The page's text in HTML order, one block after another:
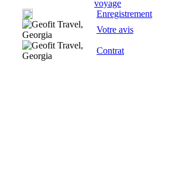
voyage
Enregistrement
Votre avis
Contrat